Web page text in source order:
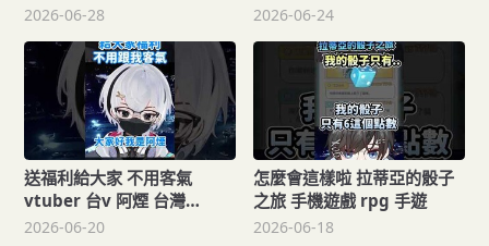
2026-06-28 2026-06-24
送福利給大家 不用客氣
vtuber 台v 阿煙 台灣
vtuber
2026-06-20
怎麼會這樣啦 拉蒂亞的骰子
之旅 手機遊戲 rpg 手遊
2026-06-18